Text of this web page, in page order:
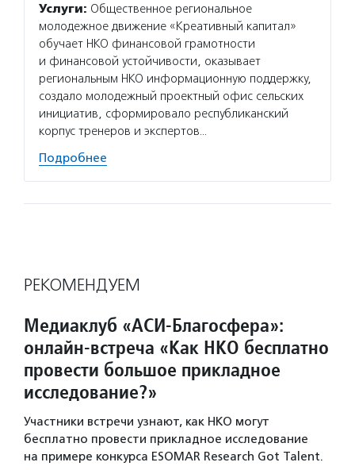
Услуги: Общественное региональное
молодежное движение «Креативный капитал»
обучает НКО финансовой грамотности
и финансовой устойчивости, оказывает
региональным НКО информационную поддержку,
создало молодежный проектный офис сельских
инициатив, сформировало республиканский
корпус тренеров и экспертов…
Подробнее
РЕКОМЕНДУЕМ
Медиаклуб «АСИ-Благосфера»:
онлайн-встреча «Как НКО бесплатно
провести большое прикладное
исследование?»
Участники встречи узнают, как НКО могут
бесплатно провести прикладное исследование
на примере конкурса ESOMAR Research Got Talent.